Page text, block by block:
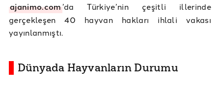
ajanimo.com’da Türkiye’nin çeşitli illerinde
gerçekleşen 40 hayvan hakları ihlali vakası
yayınlanmıştı.
Dünyada Hayvanların Durumu